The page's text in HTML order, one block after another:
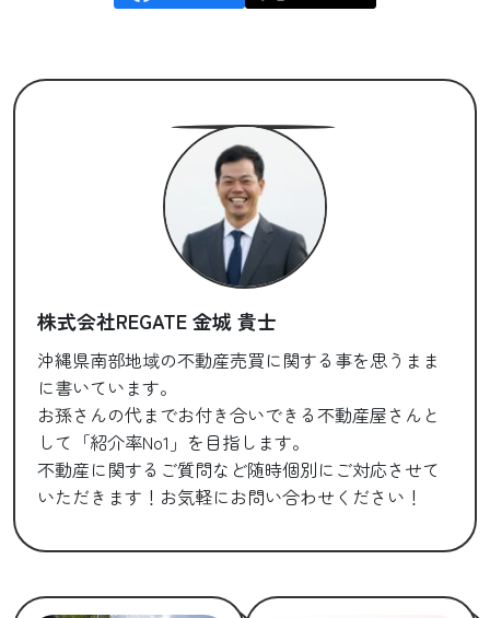
株式会社REGATE 金城 貴士
沖縄県南部地域の不動産売買に関する事を思うまま
に書いています。
お孫さんの代までお付き合いできる不動産屋さんと
して「紹介率No1」を目指します。
不動産に関するご質問など随時個別にご対応させて
いただきます！お気軽にお問い合わせください！